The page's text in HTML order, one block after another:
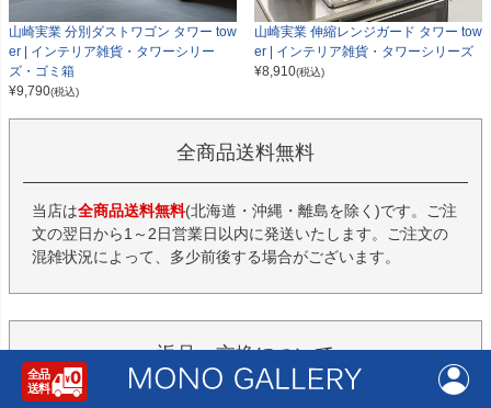
山崎実業 分別ダストワゴン タワー tow
er | インテリア雑貨・タワーシリー
ズ・ゴミ箱
¥9,790(税込)
山崎実業 伸縮レンジガード タワー tow
er | インテリア雑貨・タワーシリーズ
¥8,910(税込)
全商品送料無料
当店は全商品送料無料(北海道・沖縄・離島を除く)です。ご注
文の翌日から1～2日営業日以内に発送いたします。ご注文の
混雑状況によって、多少前後する場合がございます。
返品・交換について